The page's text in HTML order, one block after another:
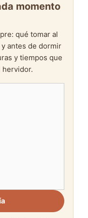
momento
qué tomar al
antes de dormir
y tiempos que
hervidor.